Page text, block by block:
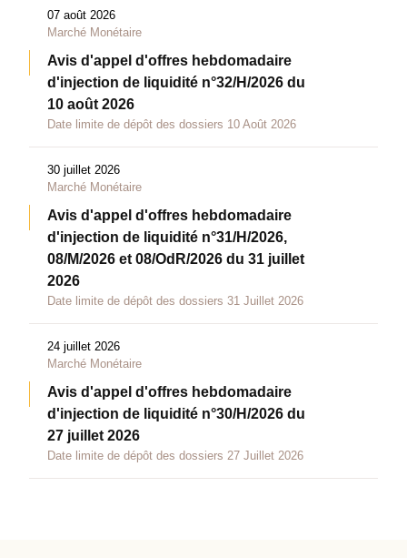
07 août 2026
Marché Monétaire
Avis d'appel d'offres hebdomadaire
d'injection de liquidité n°32/H/2026 du
10 août 2026
Date limite de dépôt des dossiers 10 Août 2026
30 juillet 2026
Marché Monétaire
Avis d'appel d'offres hebdomadaire
d'injection de liquidité n°31/H/2026,
08/M/2026 et 08/OdR/2026 du 31 juillet
2026
Date limite de dépôt des dossiers 31 Juillet 2026
24 juillet 2026
Marché Monétaire
Avis d'appel d'offres hebdomadaire
d'injection de liquidité n°30/H/2026 du
27 juillet 2026
Date limite de dépôt des dossiers 27 Juillet 2026